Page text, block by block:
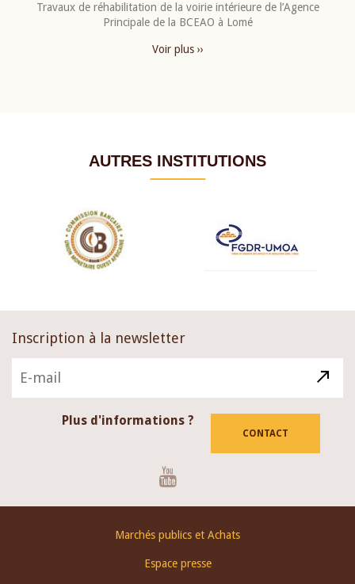
Travaux de réhabilitation de la voirie intérieure de l’Agence
Principale de la BCEAO à Lomé
Voir plus ››
AUTRES INSTITUTIONS
Inscription à la newsletter
Plus d'informations ?
CONTACT
Marchés publics et Achats
Espace presse